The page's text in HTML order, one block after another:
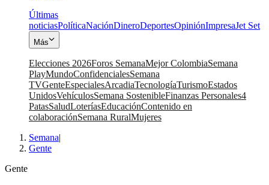
Últimas
noticiasPolíticaNaciónDineroDeportesOpiniónImpresaJet Set
Más
Elecciones 2026Foros SemanaMejor ColombiaSemana
PlayMundoConfidencialesSemana
TVGenteEspecialesArcadiaTecnologíaTurismoEstados
UnidosVehículosSemana SostenibleFinanzas Personales4
PatasSaludLoteríasEducaciónContenido en
colaboraciónSemana RuralMujeres
Semana|
Gente
Gente